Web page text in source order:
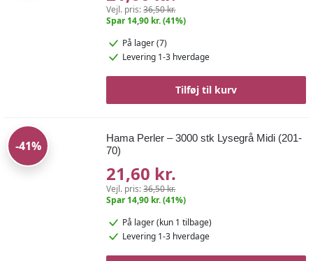
Vejl. pris:36,50 kr.
Spar 14,90 kr. (41%)
På lager (7)
Levering 1-3 hverdage
Tilføj til kurv
-41%
Hama Perler – 3000 stk Lysegrå Midi (201-
70)
21,60 kr.
Vejl. pris:36,50 kr.
Spar 14,90 kr. (41%)
På lager(kun 1 tilbage)
Levering 1-3 hverdage